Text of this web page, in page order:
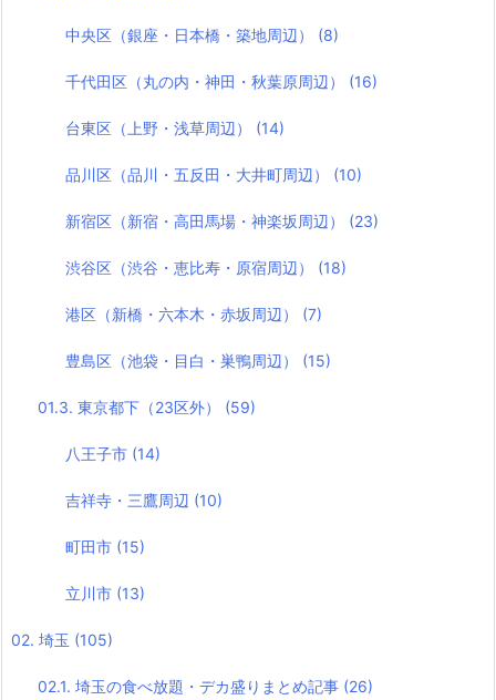
中央区（銀座・日本橋・築地周辺） (8)
千代田区（丸の内・神田・秋葉原周辺） (16)
台東区（上野・浅草周辺） (14)
品川区（品川・五反田・大井町周辺） (10)
新宿区（新宿・高田馬場・神楽坂周辺） (23)
渋谷区（渋谷・恵比寿・原宿周辺） (18)
港区（新橋・六本木・赤坂周辺） (7)
豊島区（池袋・目白・巣鴨周辺） (15)
01.3. 東京都下（23区外） (59)
八王子市 (14)
吉祥寺・三鷹周辺 (10)
町田市 (15)
立川市 (13)
02. 埼玉 (105)
02.1. 埼玉の食べ放題・デカ盛りまとめ記事 (26)